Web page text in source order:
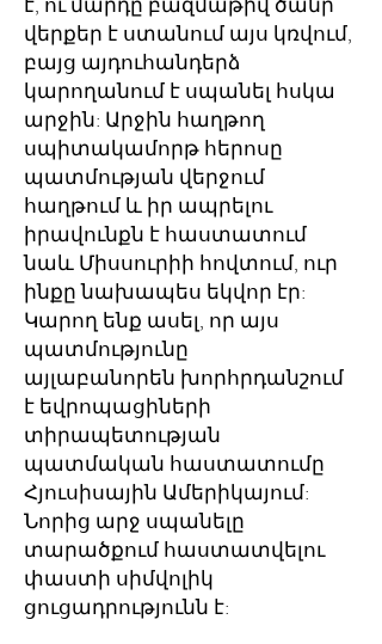
վերքեր է ստանում այս կռվում,
բայց այդուհանդերձ
կարողանում է սպանել հսկա
արջին: Արջին հաղթող
սպիտակամորթ հերոսը
պատմության վերջում
հաղթում և իր ապրելու
իրավունքն է հաստատում
նաև Միսսուրիի հովտում, ուր
ինքը նախապես եկվոր էր:
Կարող ենք ասել, որ այս
պատմությունը
այլաբանորեն խորհրդանշում
է եվրոպացիների
տիրապետության
պատմական հաստատումը
Հյուսիսային Ամերիկայում:
Նորից արջ սպանելը
տարածքում հաստատվելու
փաստի սիմվոլիկ
ցուցադրությունն է: